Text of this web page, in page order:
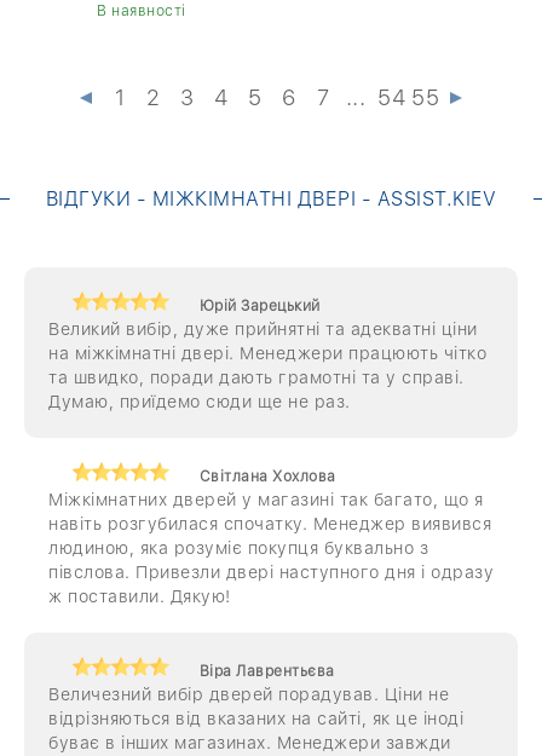
В наявності
1 2 3 4 5 6 7 ... 54 55
ВІДГУКИ - МІЖКІМНАТНІ ДВЕРІ - ASSIST.KIEV
Юрій Зарецький
Великий вибір, дуже прийнятні та адекватні ціни
на міжкімнатні двері. Менеджери працюють чітко
та швидко, поради дають грамотні та у справі.
Думаю, приїдемо сюди ще не раз.
Світлана Хохлова
Міжкімнатних дверей у магазині так багато, що я
навіть розгубилася спочатку. Менеджер виявився
людиною, яка розуміє покупця буквально з
півслова. Привезли двері наступного дня і одразу
ж поставили. Дякую!
Віра Лаврентьєва
Величезний вибір дверей порадував. Ціни не
відрізняються від вказаних на сайті, як це іноді
буває в інших магазинах. Менеджери завжди